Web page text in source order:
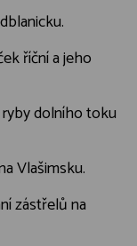
říční a jeho
ryby dolního toku
Vlašimsku.
zástřelů na